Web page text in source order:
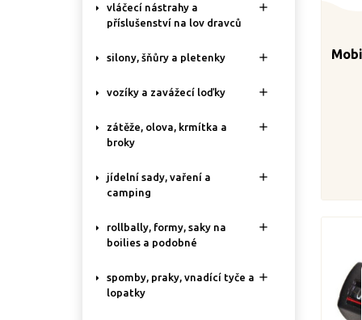
vláčecí nástrahy a
příslušenství na lov dravců

silony, šňůry a pletenky 
vozíky a zavážecí loďky 
zátěže, olova, krmítka a
broky

jídelní sady, vaření a
camping

rollbally, formy, saky na
boilies a podobné

spomby, praky, vnadící tyče a
lopatky
